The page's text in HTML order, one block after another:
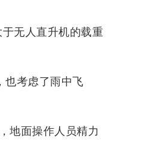
无人直升机的载重
也考虑了雨中飞
地面操作人员精力